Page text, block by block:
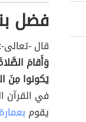
فضل
قال -
وَأَقامَ
يَكونوا مِنَ
في القرآن
يقوم